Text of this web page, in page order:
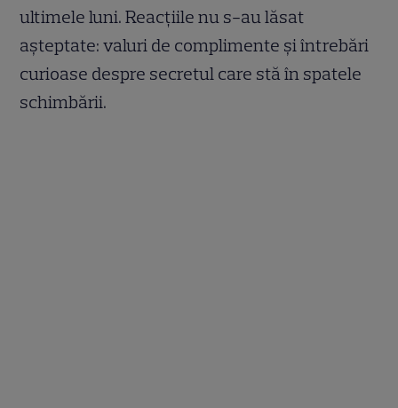
ultimele luni. Reacțiile nu s-au lăsat
așteptate: valuri de complimente și întrebări
curioase despre secretul care stă în spatele
schimbării.